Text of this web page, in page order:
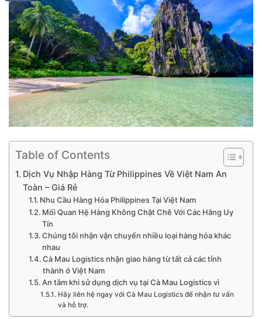
Table of Contents
Dịch Vụ Nhập Hàng Từ Philippines Về Việt Nam An
Toàn – Giá Rẻ
Nhu Cầu Hàng Hóa Philippines Tại Việt Nam
Mối Quan Hệ Hàng Không Chặt Chẽ Với Các Hãng Uy
Tín
Chúng tôi nhận vận chuyển nhiều loại hàng hóa khác
nhau
Cà Mau Logistics nhận giao hàng từ tất cả các tỉnh
thành ở Việt Nam
An tâm khi sử dụng dịch vụ tại Cà Mau Logistics vì
Hãy liên hệ ngay với Cà Mau Logistics để nhận tư vấn
và hỗ trợ.